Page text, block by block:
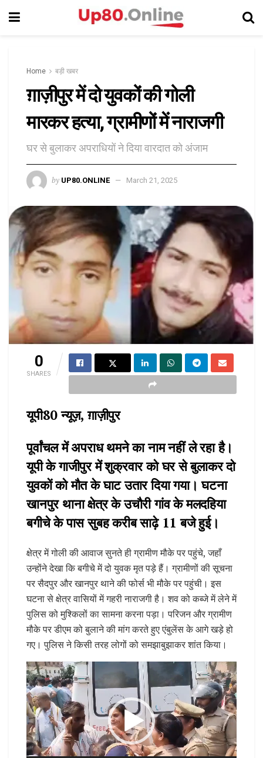
Home बड़ी खबर
ग़ाज़ीपुर में दो युवकों की गोली
मारकर हत्या, ग्रामीणों में नाराजगी
घर से बुलाकर अपराधियों ने दिया वारदात को अंजाम
by UP80.ONLINE March 21, 2025
0
SHARES
यूपी80 न्यूज़, ग़ाज़ीपुर
पूर्वांचल में अपराध थमने का नाम नहीं ले रहा है।
यूपी के गाजीपुर में शुक्रवार को घर से बुलाकर दो
युवकों को मौत के घाट उतार दिया गया। घटना
खानपुर थाना क्षेत्र के उचौरी गांव के मलदहिया
बगीचे के पास सुबह करीब साढ़े 11 बजे हुई।
क्षेत्र में गोली की आवाज सुनते ही ग्रामीण मौके पर पहुंचे, जहाँ
उन्होंने देखा कि बगीचे में दो युवक मृत पड़े हैं। ग्रामीणों की सूचना
पर सैदपुर और खानपुर थाने की फोर्स भी मौके पर पहुंची। इस
घटना से क्षेत्र वासियों में गहरी नाराजगी है। शव को कब्जे में लेने में
पुलिस को मुश्किलों का सामना करना पड़ा। परिजन और ग्रामीण
मौके पर डीएम को बुलाने की मांग करते हुए एंबुलेंस के आगे खड़े हो
गए। पुलिस ने किसी तरह लोगों को समझाबुझाकर शांत किया।
Video
Player